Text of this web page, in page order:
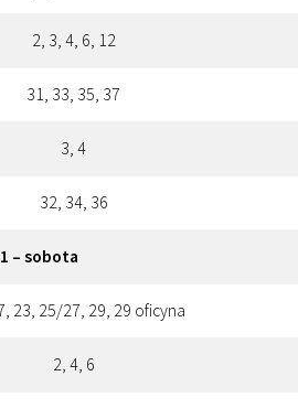
2, 3, 4, 6, 12
31, 33, 35, 37
3, 4
32, 34, 36
– sobota
23, 25/27, 29, 29 oficyna
2, 4, 6